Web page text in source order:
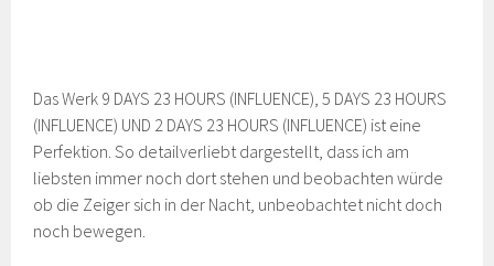
Das Werk 9 DAYS 23 HOURS (INFLUENCE), 5 DAYS 23 HOURS
(INFLUENCE) UND 2 DAYS 23 HOURS (INFLUENCE) ist eine
Perfektion. So detailverliebt dargestellt, dass ich am
liebsten immer noch dort stehen und beobachten würde
ob die Zeiger sich in der Nacht, unbeobachtet nicht doch
noch bewegen.